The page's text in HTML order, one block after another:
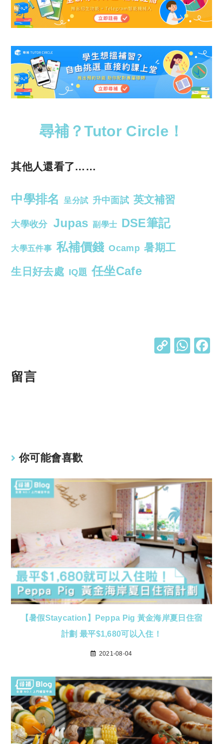
尋補？Tutor Circle！
其他人還看了……
中學排名 呈分試 升中面試 英文補習
大學收分 Jupas 副學士 DSE筆記
大學五件事 私補價錢 Ocamp 暑期工
生日好去處 IQ題 任坐Cafe
C W
留言
你可能會喜歡
【暑假Staycation】Peppa Pig 黃金海岸夏日住宿
計劃 最平$1,680可以入住！
2021-08-04